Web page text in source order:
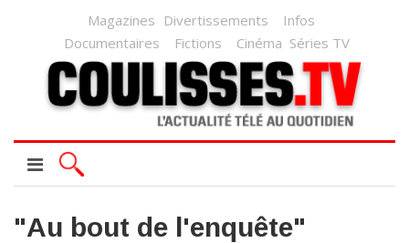
Magazines Divertissements
Infos
Documentaires
Fictions Cinéma Séries TV
"Au bout de l'enquête"